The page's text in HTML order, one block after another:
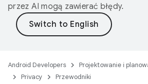
przez AI mogą zawierać błędy.
Android Developers Projektowanie i
Privacy
Przewodniki